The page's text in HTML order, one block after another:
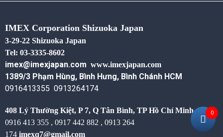
3-29-22 Shizuoka Japan
Tel: 03-3335-8602
imex@imexjapan.com
1389/3 Phạm Hùng, Bình Hưng, Bình Chánh HCM
0916413355 0913264174
0916 413 355 , 0917 442 882 , 0913 264
174imexq7@gmail.com
302 Lê Hồng Phong, Dĩ An, Bình Dương
0